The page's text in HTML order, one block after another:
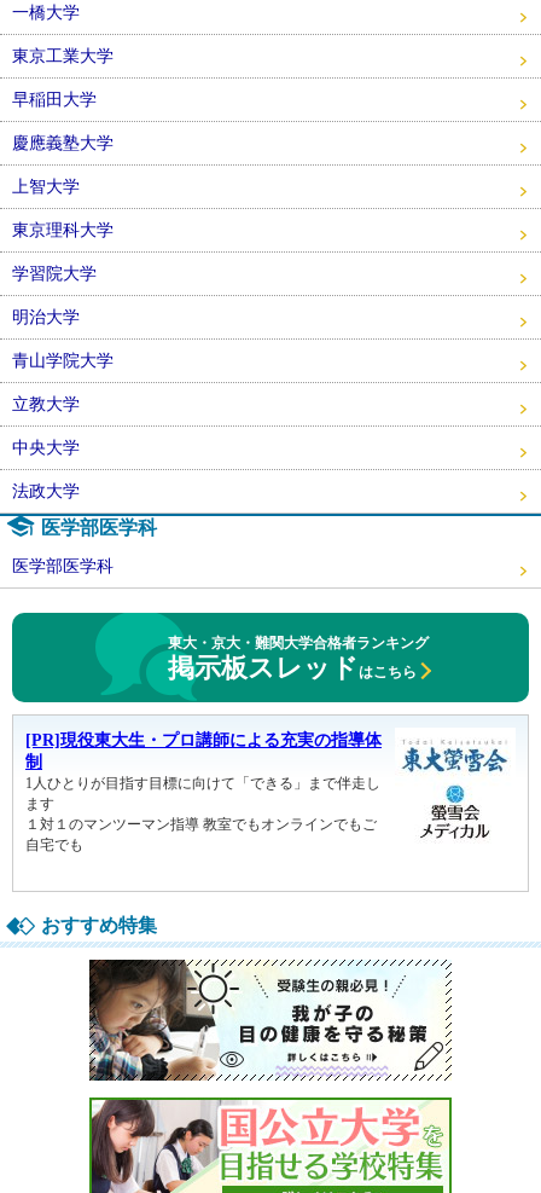
一橋大学
東京工業大学
早稲田大学
慶應義塾大学
上智大学
東京理科大学
学習院大学
明治大学
青山学院大学
立教大学
中央大学
法政大学
医学部医学科
医学部医学科
東大・京大・難関大学合格者ランキング
掲示板スレッドはこちら
おすすめ特集